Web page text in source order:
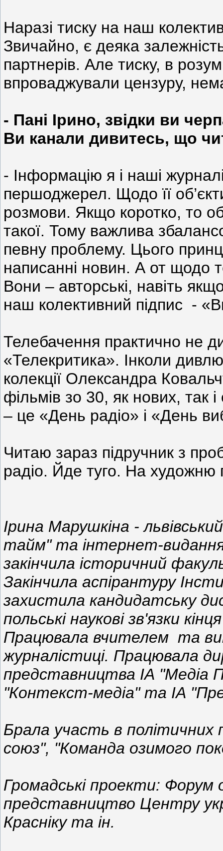
Наразі тиску на наш
Звичайно, є деяка залежність
партнерів. Але тиску, в
впроваджували цензуру,
- Пані Ірино, звідки ви
Ви канали дивитесь, що
- Інформацію я і наші
першоджерел. Щодо її
розмови. Якщо коротко, то
такої. Тому важлива
певну проблему. Цього
написанні новин. А от щодо
Вони – авторські, навіть
наш колективний підпис -
Телебачення практично не
«Телекритика». Інколи
колекції Олександра
фільмів зо 30, як нових, так
– це «День радіо» і «День
Читаю зараз підручник з
радіо. Йде туго. На художню
Ірина Марушкіна -
тайм" та інтернет-видання
закінчила історичний
Закінчила аспірантуру
захистила кандидатську
польські наукові зв'язки
Працювала вчителем та
журналістиці. Працювала
представництва ІА "Медіа
"Контекст-медіа" та ІА
Брала участь в
союз", "Команда озимого
Громадські проекти: Форум
представництво Центру
Красніку та ін.